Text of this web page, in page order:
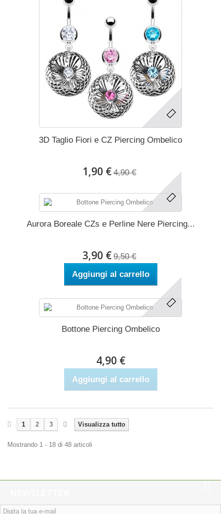
3D Taglio Fiori e CZ Piercing Ombelico
1,90 € 4,90 €
Aurora Boreale CZs e Perline Nere Piercing...
3,90 € 9,50 €
Aggiungi al carrello
Bottone Piercing Ombelico
4,90 €
Aggiungi al carrello
Visualizza tutto
1 2 3
Mostrando 1 - 18 di 48 articoli